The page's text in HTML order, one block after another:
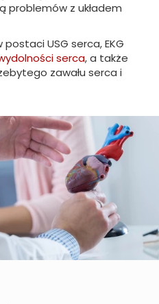
problemów z układem
USG serca, EKG
serca, a także
zawału serca i